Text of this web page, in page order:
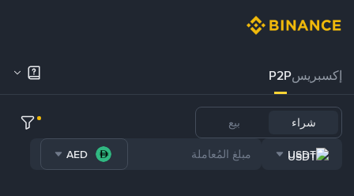
إكسبريسP2P
شراء بيع
USDT
AED